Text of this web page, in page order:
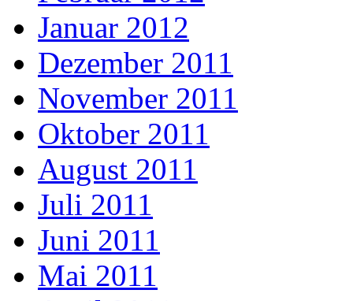
Januar 2012
Dezember 2011
November 2011
Oktober 2011
August 2011
Juli 2011
Juni 2011
Mai 2011